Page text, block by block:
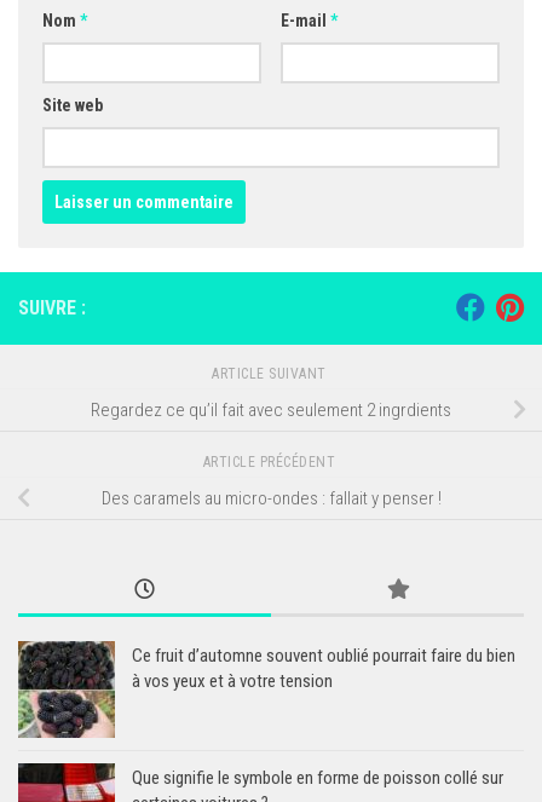
Nom * E-mail *
Site web
SUIVRE :
ARTICLE SUIVANT
Regardez ce qu’il fait avec seulement 2 ingrdients
ARTICLE PRÉCÉDENT
Des caramels au micro-ondes : fallait y penser !
Ce fruit d’automne souvent oublié pourrait faire du bien
à vos yeux et à votre tension
Que signifie le symbole en forme de poisson collé sur